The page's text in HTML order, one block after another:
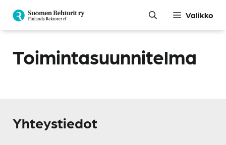
sisältöön
Valikko
Toimintasuunnitelma
Yhteystiedot